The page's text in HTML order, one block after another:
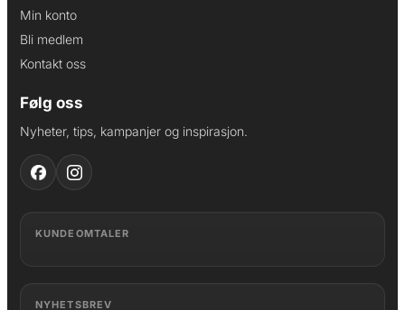
Min konto
Bli medlem
Kontakt oss
Følg oss
Nyheter, tips, kampanjer og inspirasjon.
KUNDEOMTALER
NYHETSBREV